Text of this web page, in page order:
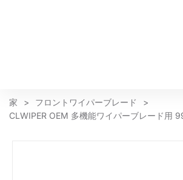
家 > フロントワイパーブレード
>
CLWIPER OEM 多機能ワイパーブレード用